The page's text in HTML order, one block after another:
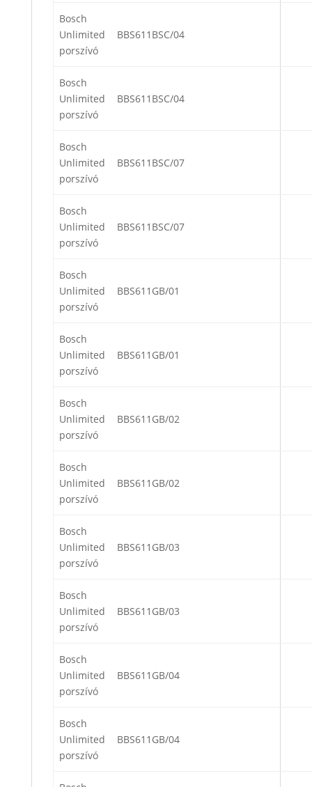
Bosch
Unlimited
porszívó
BBS611BSC/04
Bosch
Unlimited
porszívó
BBS611BSC/04
Bosch
Unlimited
porszívó
BBS611BSC/07
Bosch
Unlimited
porszívó
BBS611BSC/07
Bosch
Unlimited
porszívó
BBS611GB/01
Bosch
Unlimited
porszívó
BBS611GB/01
Bosch
Unlimited
porszívó
BBS611GB/02
Bosch
Unlimited
porszívó
BBS611GB/02
Bosch
Unlimited
porszívó
BBS611GB/03
Bosch
Unlimited
porszívó
BBS611GB/03
Bosch
Unlimited
porszívó
BBS611GB/04
Bosch
Unlimited
porszívó
BBS611GB/04